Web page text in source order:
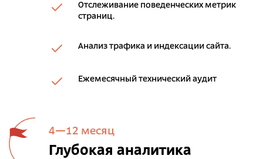
Отслеживание поведенческих метрик
страниц.
Анализ трафика и индексации сайта.
Ежемесячный технический аудит
4—12 месяц
Глубокая аналитика